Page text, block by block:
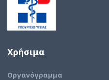
Χρήσιμα
Οργανόγραμμα